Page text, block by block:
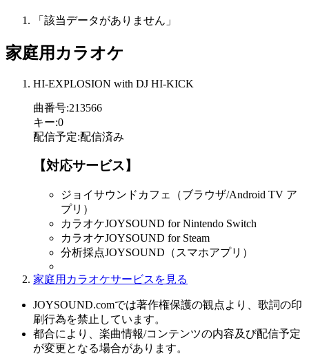
「該当データがありません」
家庭用カラオケ
HI-EXPLOSION with DJ HI-KICK
曲番号:213566
キー:0
配信予定:配信済み
【対応サービス】
ジョイサウンドカフェ（ブラウザ/Android TV ア
プリ）
カラオケJOYSOUND for Nintendo Switch
カラオケJOYSOUND for Steam
分析採点JOYSOUND（スマホアプリ）
家庭用カラオケサービスを見る
JOYSOUND.comでは著作権保護の観点より、歌詞の印
刷行為を禁止しています。
都合により、楽曲情報/コンテンツの内容及び配信予定
が変更となる場合があります。